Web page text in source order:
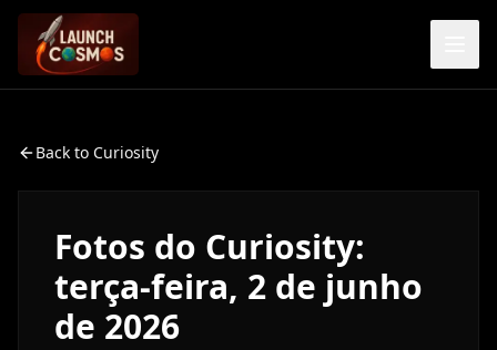
Back to Curiosity
Fotos do Curiosity:
terça-feira, 2 de junho
de 2026